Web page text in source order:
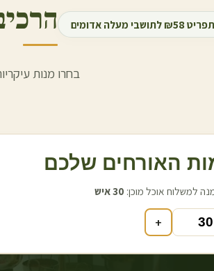
תפריט ₪58 לתושבי מעלה אדומים
בחרו מנות
למשלוח אוכל מוכן: 30איש
+